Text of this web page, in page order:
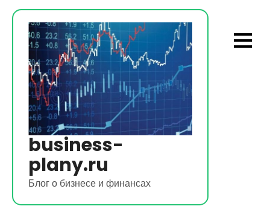
Перейти
содержимому
business-
plany.ru
Блог о бизнесе и финансах